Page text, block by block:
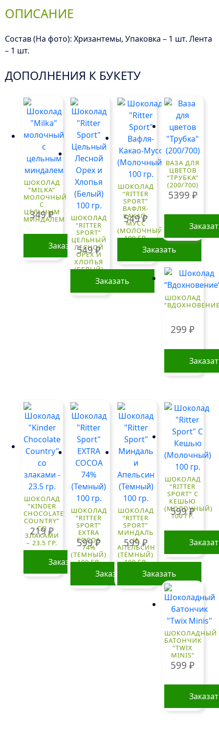
ОПИСАНИЕ
Состав (На фото): Хризантемы, Упаковка – 1 шт. Лента
– 1 шт.
ДОПОЛНЕНИЯ К БУКЕТУ
ШОКОЛАД
“MILKA”
МОЛОЧНЫЙ
С
ЦЕЛЬНЫМ
МИНДАЛЕМ
349₽
Заказать
ШОКОЛАД
“RITTER
SPORT”
ЦЕЛЬНЫЙ
ЛЕСНОЙ
ОРЕХ И
ХЛОПЬЯ
(БЕЛЫЙ)
100 ГР.
549₽
Заказать
ШОКОЛАД
“RITTER
SPORT”
ВАФЛЯ-
КАКАО-
МУСС
(МОЛОЧНЫЙ)
100 ГР.
549₽
Заказать
ВАЗА ДЛЯ
ЦВЕТОВ
“ТРУБКА”
(200/700)
5399 ₽
ШОКОЛАД
299₽
ШОКОЛАД
“KINDER
CHOCOLATE
COUNTRY”
СО
ЗЛАКАМИ
– 23.5 ГР.
219₽
Заказать
ШОКОЛАД
“RITTER
SPORT”
EXTRA
COCOA
74%
(ТЕМНЫЙ)
100 ГР.
599₽
Заказать
ШОКОЛАД
“RITTER
SPORT”
МИНДАЛЬ
И
АПЕЛЬСИН
(ТЁМНЫЙ)
100 ГР.
599₽
Заказать
ШОКОЛАД
“RITTER
SPORT” С
КЕШЬЮ
(МОЛОЧНЫЙ)
100 ГР.
599₽
ШОКОЛАДНЫЙ
БАТОНЧИК
“TWIX
MINIS”
599₽